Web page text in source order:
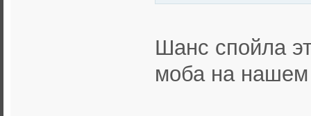
Шанс спойла
моба на